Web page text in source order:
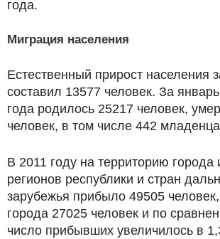
года.
Миграция населения
Естественный прирост населения
составил 13577 человек. За
года родилось 25217 человек,
человек, в том числе 442
В 2011 году на территорию города
регионов республики и стран
зарубежья прибыло 49505
города 27025 человек и по
число прибывших увеличилось в